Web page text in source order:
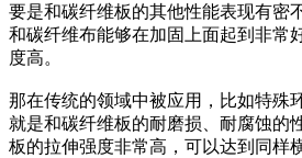
要是和碳纤维板的其他性能表现有密
和碳纤维布能够在加固上面起到非常
度高。
那在传统的领域中被应用，比如特殊
就是和碳纤维板的耐磨损、耐腐蚀的
板的拉伸强度非常高，可以达到同样